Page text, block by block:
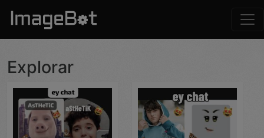
Explorar
Cargada por: Wally
Cargada por: Wally Cargada por: Wally